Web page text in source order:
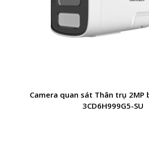
Camera quan sát Thân trụ 2MP
3CD6H999G5-SU